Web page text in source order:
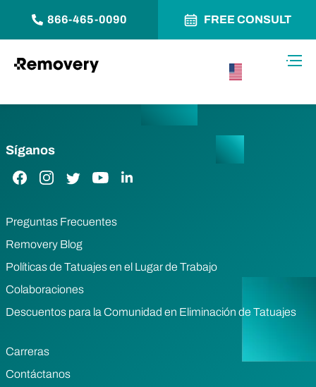
866-465-0090 FREE CONSULT
Síganos
Enlace de Facebook
Enlace de Instagram
Enlace de Twitter
Enlace de YouTube
Enlace de LinkedIn
Preguntas Frecuentes
Removery Blog
Políticas de Tatuajes en el Lugar de Trabajo
Colaboraciones
Descuentos para la Comunidad en Eliminación de Tatuajes
Carreras
Contáctanos